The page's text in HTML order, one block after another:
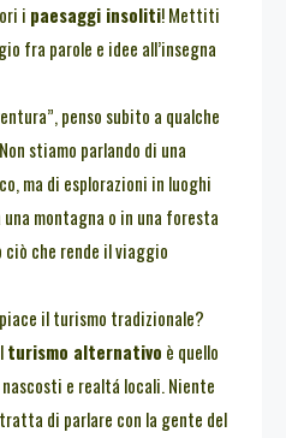
i paesaggi insoliti! Mettiti
fra parole e idee all’insegna
penso subito a qualche
stiamo parlando di una
ma di esplorazioni in luoghi
montagna o in una foresta
ciò che rende il viaggio
il turismo tradizionale?
turismo alternativo è quello
e realtá locali. Niente
di parlare con la gente del